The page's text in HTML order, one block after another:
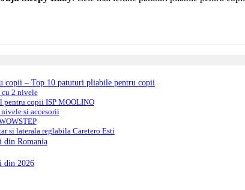
copii – Top 10 patuturi pliabile pentru copii
2 nivele
copii ISP MOOLINO
si accesorii
si laterala reglabila Caretero Esti
din Romania
din 2026